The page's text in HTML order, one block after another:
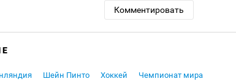
Комментировать
Шейн Пинто Хоккей Чемпионат мира